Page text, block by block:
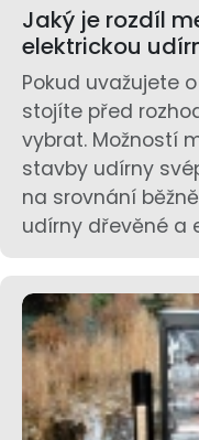
Jaký je rozdíl
elektrickou
Pokud uvažujete
stojíte před
vybrat. Možností
stavby udírny
na srovnání
udírny dřevěné a